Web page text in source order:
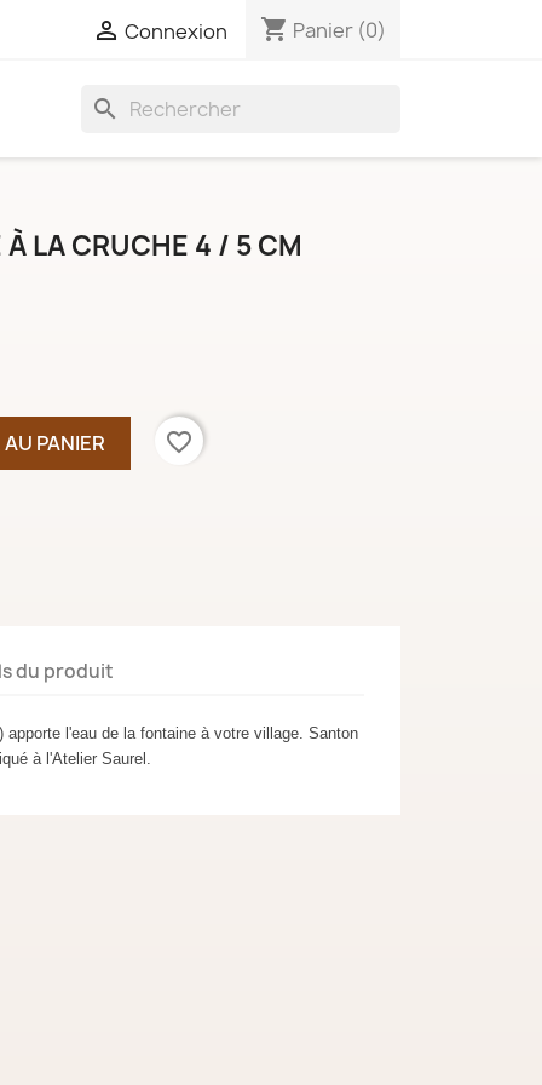
 Connexion shopping_cart Panier (0)
search
LA CRUCHE 4 / 5 CM
PANIER favorite_border
du produit
apporte l'eau de la fontaine à votre village. Santon
à l'Atelier Saurel.